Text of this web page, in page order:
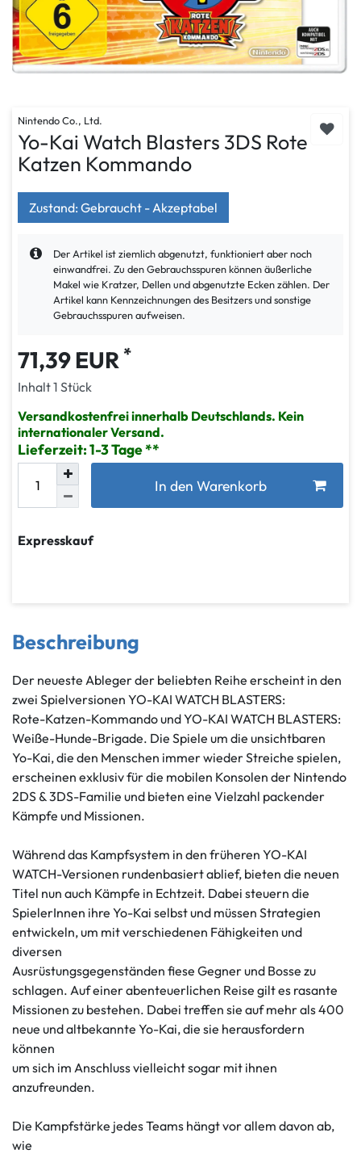
Nintendo Co., Ltd.
Yo-Kai Watch Blasters 3DS Rote
Katzen Kommando
Zustand: Gebraucht - Akzeptabel
Der Artikel ist ziemlich abgenutzt, funktioniert aber noch
einwandfrei. Zu den Gebrauchsspuren können äußerliche
Makel wie Kratzer, Dellen und abgenutzte Ecken zählen. Der
Artikel kann Kennzeichnungen des Besitzers und sonstige
Gebrauchsspuren aufweisen.
71,39 EUR *
Inhalt1 Stück
Versandkostenfrei innerhalb Deutschlands. Kein
internationaler Versand.
Lieferzeit: 1-3 Tage
In den Warenkorb
Expresskauf
Beschreibung
Der neueste Ableger der beliebten Reihe erscheint in den
zwei Spielversionen YO-KAI WATCH BLASTERS:
Rote-Katzen-Kommando und YO-KAI WATCH BLASTERS:
Weiße-Hunde-Brigade. Die Spiele um die unsichtbaren
Yo-Kai, die den Menschen immer wieder Streiche spielen,
erscheinen exklusiv für die mobilen Konsolen der Nintendo
2DS & 3DS-Familie und bieten eine Vielzahl packender
Kämpfe und Missionen.
Während das Kampfsystem in den früheren YO-KAI
WATCH-Versionen rundenbasiert ablief, bieten die neuen
Titel nun auch Kämpfe in Echtzeit. Dabei steuern die
SpielerInnen ihre Yo-Kai selbst und müssen Strategien
entwickeln, um mit verschiedenen Fähigkeiten und
diversen
Ausrüstungsgegenständen fiese Gegner und Bosse zu
schlagen. Auf einer abenteuerlichen Reise gilt es rasante
Missionen zu bestehen. Dabei treffen sie auf mehr als 400
neue und altbekannte Yo-Kai, die sie herausfordern
können
um sich im Anschluss vielleicht sogar mit ihnen
anzufreunden.
Die Kampfstärke jedes Teams hängt vor allem davon ab,
wie